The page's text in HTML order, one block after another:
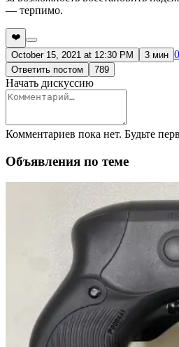
— терпимо.
❤️
October 15, 2021 at 12:30 PM
3 мин 0
Ответить постом
789
Начать дискуссию
Комментариев пока нет. Будьте
Объявления по теме